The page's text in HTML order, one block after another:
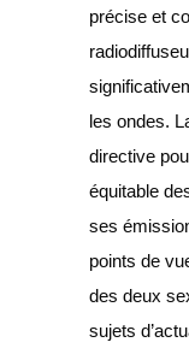
précise et
les ondes.
directive
équitable
ses
points de
des deux
sujets